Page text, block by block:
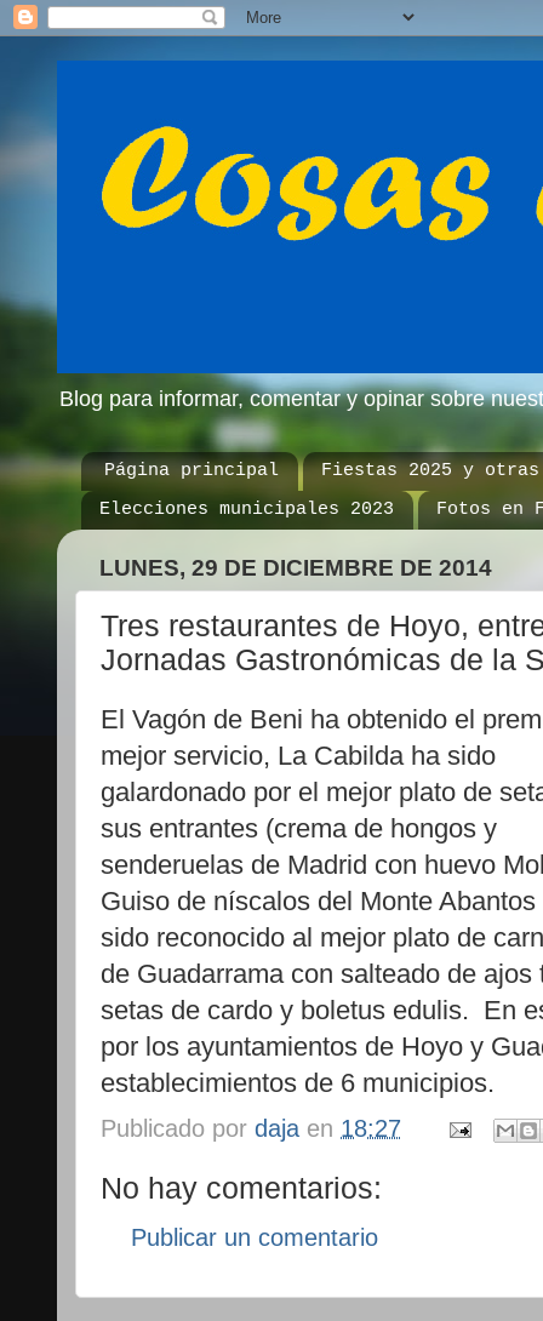
Blog para informar, comentar y opinar sobre
Página principal
Fiestas 2025 y otras
Elecciones municipales 2023
Fotos en
LUNES, 29 DE DICIEMBRE DE 2014
Tres restaurantes de Hoyo,
Jornadas Gastronómicas de la
El Vagón de Beni ha obtenido el
mejor servicio, La Cabilda ha sido
galardonado por el mejor plato de
sus entrantes (crema de hongos y
senderuelas de Madrid con huevo
Guiso de níscalos del Monte
sido reconocido al mejor plato de
de Guadarrama con salteado de
setas de cardo y boletus edulis. En
por los ayuntamientos de Hoyo y
establecimientos de 6 municipios.
Publicado por daja en 18:27
No hay comentarios:
Publicar un comentario